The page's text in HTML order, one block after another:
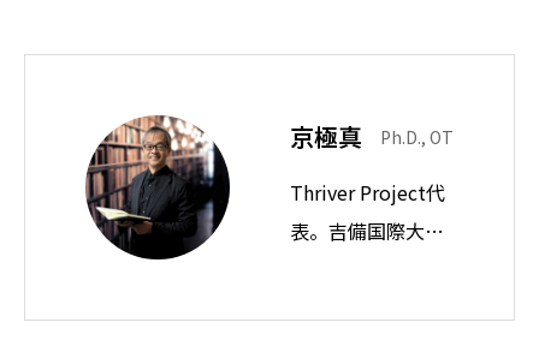
京極真 Ph.D., OT
Thriver Project代
表。吉備国際大学